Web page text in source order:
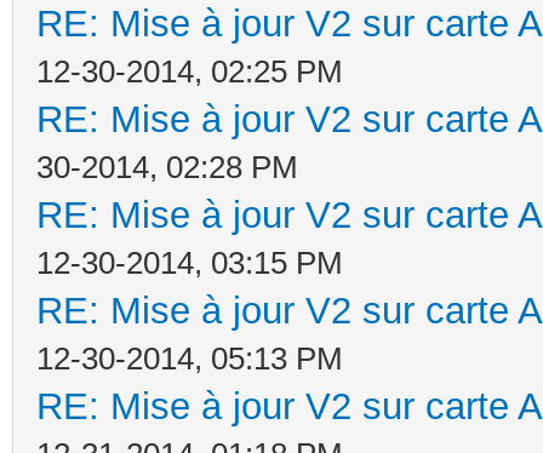
RE: Mise à jour V2 sur carte
12-30-2014, 02:25 PM
RE: Mise à jour V2 sur carte
30-2014, 02:28 PM
RE: Mise à jour V2 sur carte
12-30-2014, 03:15 PM
RE: Mise à jour V2 sur carte
12-30-2014, 05:13 PM
RE: Mise à jour V2 sur carte